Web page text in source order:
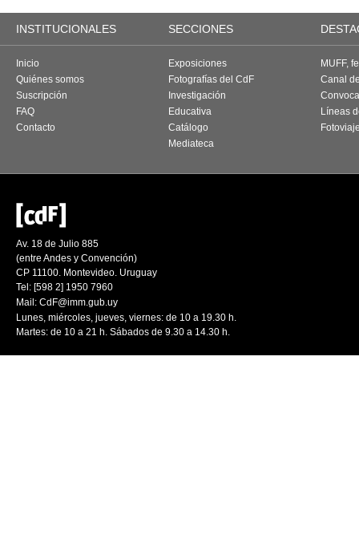
INSTITUCIONALES SECCIONES
Inicio
Quiénes somos
Suscripción
FAQ
Contacto
Exposiciones
Fotografías del CdF
Investigación
Educativa
Catálogo
Mediateca
MUFF,
Canal
Líneas
Av. 18 de Julio 885
(entre Andes y Convención)
CP 11100. Montevideo. Uruguay
Tel: [598 2] 1950 7960
Mail: CdF@imm.gub.uy
Lunes, miércoles, jueves, viernes: de 10 a 19.30 h.
Martes: de 10 a 21 h. Sábados de 9.30 a 14.30 h.